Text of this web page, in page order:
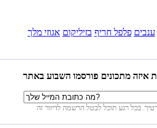
ענבים פלפל חריף בזיליקום אגוזי מלך